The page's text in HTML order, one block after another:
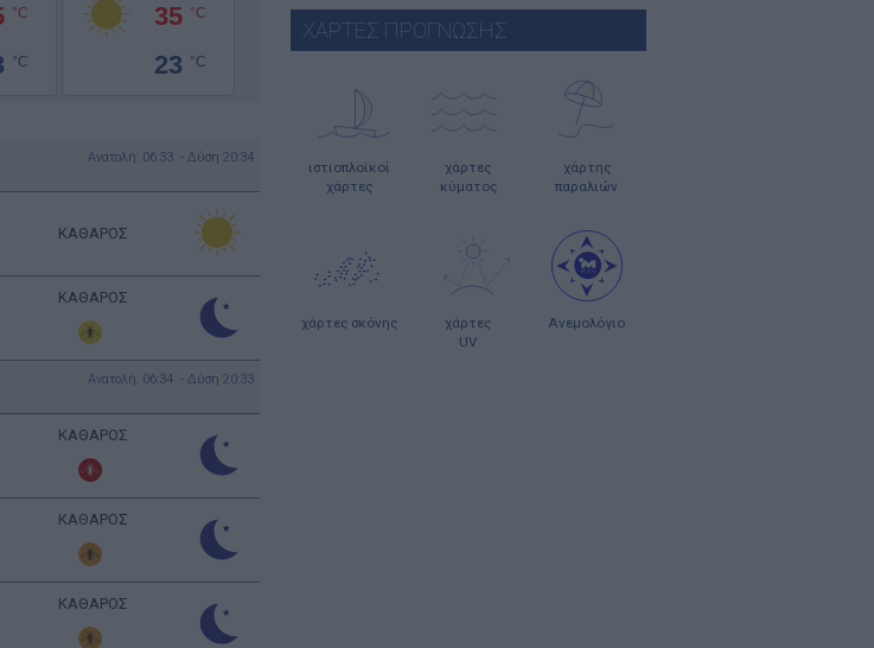
°C
°C
35 °C
23 °C
Ανατολή: 06:33 - Δύση 20:34
ΚΑΘΑΡΟΣ
ΚΑΘΑΡΟΣ
Ανατολή: 06:34 - Δύση 20:33
ΚΑΘΑΡΟΣ
ΚΑΘΑΡΟΣ
ΚΑΘΑΡΟΣ
ΧΑΡΤΕΣ ΠΡΟΓΝΩΣΗΣ
ιστιοπλοϊκοί
χάρτες
χάρτες
κύματος
χάρτης
παραλιών
χάρτες σκόνης
χάρτες
UV
Ανεμολόγιο